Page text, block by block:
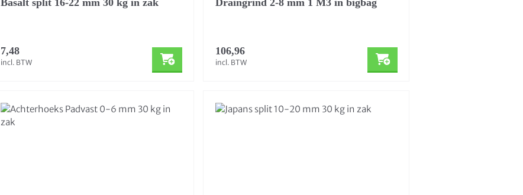
Basalt split 16-22 mm 30 kg in zak
7,48
incl. BTW
Draingrind 2-8 mm 1 M3 in bigbag
106,96
incl. BTW